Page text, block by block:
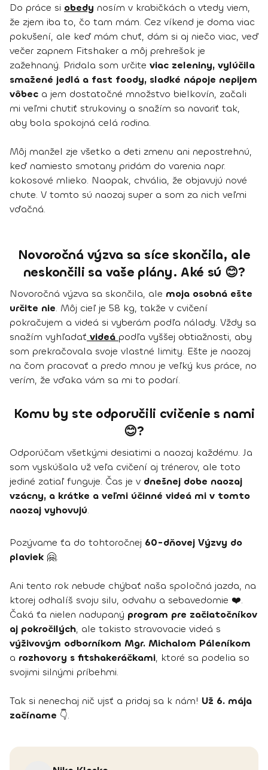
Do práce si obedy nosím v krabičkách a vtedy viem,
že zjem iba to, čo tam mám. Cez víkend je doma viac
pokušení, ale keď mám chuť, dám si aj niečo viac, veď
večer zapnem Fitshaker a môj prehrešok je
zažehnaný. Pridala som určite viac zeleniny, vylúčila
smažené jedlá a fast foody, sladké nápoje nepijem
vôbec a jem dostatočné množstvo bielkovín, začali
mi veľmi chutiť strukoviny a snažím sa navariť tak,
aby bola spokojná celá rodina.
Môj manžel zje všetko a deti zmenu ani nepostrehnú,
keď namiesto smotany pridám do varenia napr.
kokosové mlieko. Naopak, chvália, že objavujú nové
chute. V tomto sú naozaj super a som za nich veľmi
vďačná.
Novoročná výzva sa síce skončila, ale
neskončili sa vaše plány. Aké sú 😊?
Novoročná výzva sa skončila, ale moja osobná ešte
určite nie. Môj cieľ je 58 kg, takže v cvičení
pokračujem a videá si vyberám podľa nálady. Vždy sa
snažím vyhľadať videá podľa vyššej obtiažnosti, aby
som prekračovala svoje vlastné limity. Ešte je naozaj
na čom pracovať a predo mnou je veľký kus práce, no
verím, že vďaka vám sa mi to podarí.
Komu by ste odporučili cvičenie s nami
😊?
Odporúčam všetkými desiatimi a naozaj každému. Ja
som vyskúšala už veľa cvičení aj trénerov, ale toto
jediné zatiaľ funguje. Čas je v dnešnej dobe naozaj
vzácny, a krátke a veľmi účinné videá mi v tomto
naozaj vyhovujú.
Pozývame ťa do tohtoročnej 60-dňovej Výzvy do
plaviek 🤗.
Ani tento rok nebude chýbať naša spoločná jazda, na
ktorej odhalíš svoju silu, odvahu a sebavedomie ❤️.
Čaká ťa nielen nadupaný program pre začiatočníkov
aj pokročilých, ale takisto stravovacie videá s
výživovým odborníkom Mgr. Michalom Páleníkom
a rozhovory s fitshakeráčkami, ktoré sa podelia so
svojimi silnými príbehmi.
Tak si nenechaj nič ujsť a pridaj sa k nám! Už 6. mája
začíname 👇.